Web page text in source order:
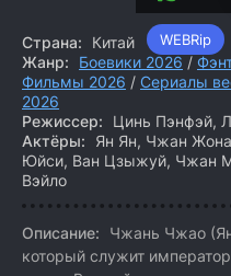
WEBRip
Страна:
Китай
Жанр:
Боевики 2026 /
Фильмы 2026 / Сериалы
2026
Режиссер:
Цинь Пэнфэй,
Актёры:
Ян Ян, Чжан
Юйси, Ван Цзыжуй, Чжан
Вэйло
Описание:
Чжань Чжао
который служит